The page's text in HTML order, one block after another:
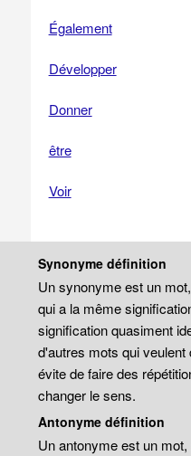
Également
Développer
Donner
être
Voir
Synonyme définition
Un synonyme est un
qui a la même
signification quasiment
d'autres mots qui
évite de faire des
changer le sens.
Antonyme définition
Un antonyme est un